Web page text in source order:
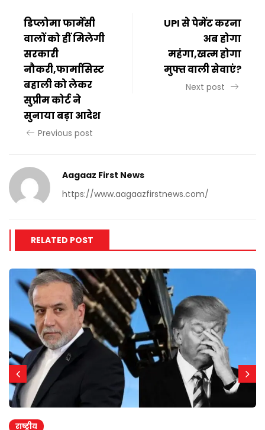
डिप्लोमा फार्मेसी
वालों को हीं मिलेगी
सरकारी
नौकरी,फार्मासिस्ट
बहाली को लेकर
सुप्रीम कोर्ट ने
सुनाया बड़ा आदेश
Previous post
UPI से पेमेंट करना
अब होगा
महंगा,खत्म होगा
मुफ्त वाली सेवाएं?
Next post
Aagaaz First News
https://www.aagaazfirstnews.com/
RELATED POST
राष्ट्रीय